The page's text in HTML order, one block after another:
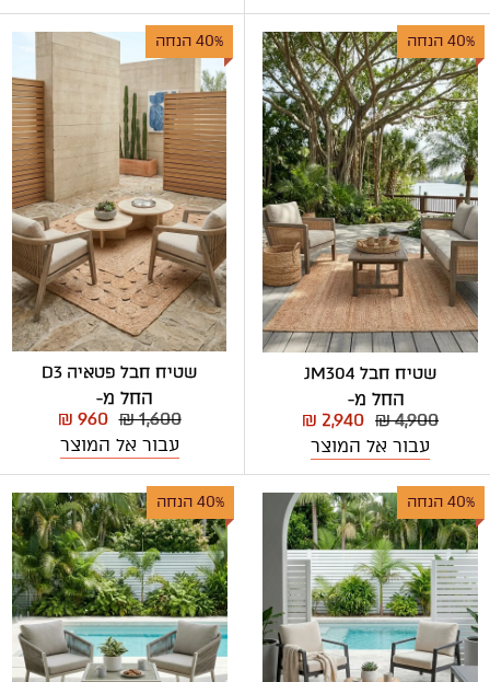
40% הנחה
שטיח חבל JM304
החל מ-
₪ 4,900
₪ 2,940
עבור אל המוצר
40% הנחה
שטיח חבל פטאיה D3
החל מ-
₪ 1,600
₪ 960
עבור אל המוצר
40% הנחה 40% הנחה